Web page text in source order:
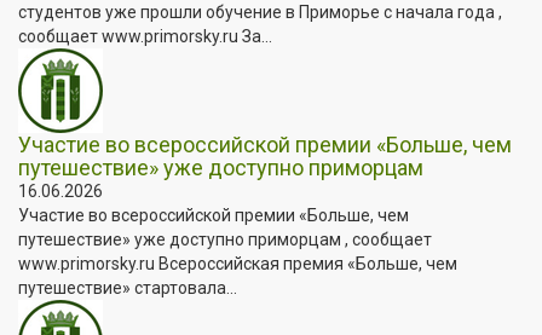
студентов уже прошли обучение в Приморье с начала года ,
сообщает www.primorsky.ru За...
Участие во всероссийской премии «Больше, чем
путешествие» уже доступно приморцам
16.06.2026
Участие во всероссийской премии «Больше, чем
путешествие» уже доступно приморцам , сообщает
www.primorsky.ru Всероссийская премия «Больше, чем
путешествие» стартовала...